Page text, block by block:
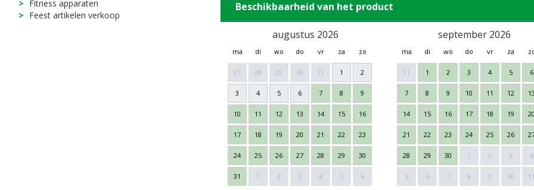
Fitness apparaten
Feest artikelen verkoop
Beschikbaarheid van het product
augustus 2026
ma di wo do vr za zo
27 28 29 30 31 1 2
3 4 5 6 7 8 9
10 11 12 13 14 15 16
17 18 19 20 21 22 23
24 25 26 27 28 29 30
31 1 2 3 4 5 6
september 2026
ma di wo do vr za
31 1 2 3 4 5 6
7 8 9 10 11 12 13
14 15 16 17 18 19 20
21 22 23 24 25 26
28 29 30 1 2 3 4
5 6 7 8 9 10 11